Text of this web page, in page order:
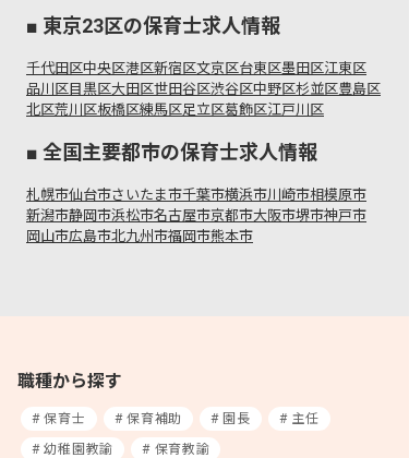
東京23区の保育士求人情報
千代田区中央区港区新宿区文京区台東区墨田区江東区
品川区 目黒区大田区世田谷区渋谷区中野区杉並区豊島区
北区荒川区板橋区練馬区足立区葛飾区江戸川区
全国主要都市の保育士求人情報
札幌市仙台市さいたま市千葉市横浜市川崎市相模原市
新潟市静岡市浜松市名古屋市京都市大阪市堺市神戸市
岡山市広島市北九州市福岡市熊本市
職種から探す
保育士 保育補助 園長
主任
幼稚園教諭
保育教諭